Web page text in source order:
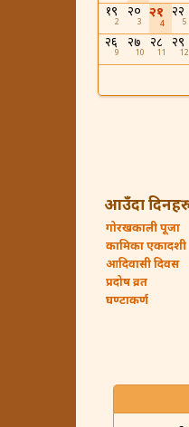
१९
2
२०
3
२१
4
२२
5
२६
9
२७
10
२८
11
२९
12
आउँदा दिनहरु
गोरखकाली पूजा
कामिका एकादशी
आदिवासी दिवस
प्रदोष व्रत
घण्टाकर्ण